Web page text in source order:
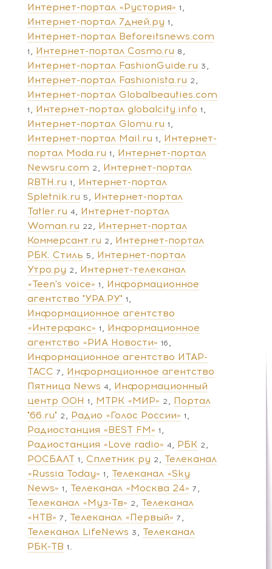
Интернет-портал «Рустория» 1
Интернет-портал 7дней.ру 1
Интернет-портал Beforeitsnews.com
1 Интернет-портал Cosmo.ru 8
Интернет-портал FashionGuide.ru 3
Интернет-портал Fashionista.ru 2
Интернет-портал Globalbeauties.com
1 Интернет-портал globalcity.info 1
Интернет-портал Glomu.ru 1
Интернет-портал Mail.ru 1
Интернет-
портал Moda.ru 1
Интернет-портал
Newsru.com 2
Интернет-портал
RBTH.ru 1
Интернет-портал
Spletnik.ru 5
Интернет-портал
Tatler.ru 4
Интернет-портал
Woman.ru 22
Интернет-портал
Коммерсант.ru 2
Интернет-портал
РБК. Стиль 5
Интернет-портал
Утро.ру 2
Интернет-телеканал
«Teen's voice» 1
Информационное
агентство "УРА.РУ" 1
Информационное агентство
«Интерфакс» 1
Информационное
агентство «РИА Новости» 16
Информационное агентство ИТАР-
ТАСС 7
Информационное агентство
Пятница News 4
Информационный
центр ООН 1 МТРК «МИР» 2
Портал
"66.ru" 2 Радио «Голос России» 1
Радиостанция «BEST FM» 1
Радиостанция «Love radio» 4 РБК 2
РОСБАЛТ 1 Сплетник ру 2
Телеканал
«Russia Today» 1
Телеканал «Sky
News» 1 Телеканал «Москва 24» 7
Телеканал «Муз-Тв» 2
Телеканал
«НТВ» 7 Телеканал «Первый» 7
Телеканал LifeNews 3
Телеканал
РБК-ТВ 1